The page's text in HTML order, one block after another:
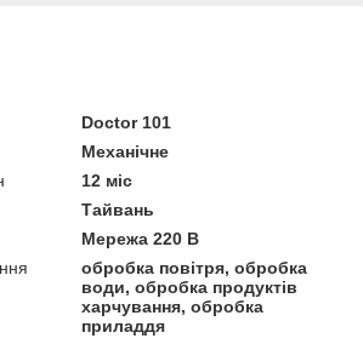
Doctor 101
Механічне
12 міс
Тайвань
Мережа 220 В
обробка повітря, обробка
води, обробка продуктів
харчування, обробка
приладдя